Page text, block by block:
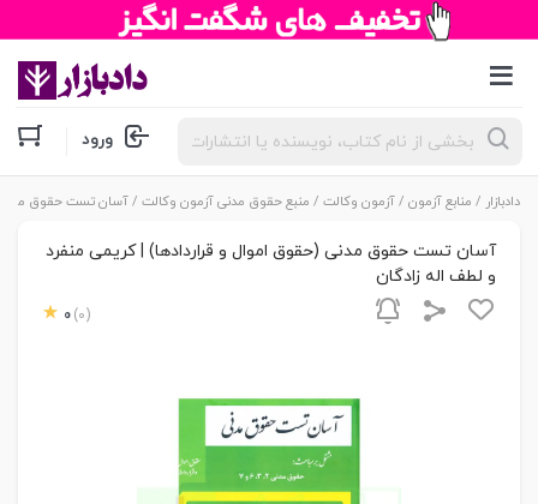
جستجوی
محصولات ورود
دادبازار / منابع آزمون /آزمون وکالت / منبع حقوق مدنی آزمون وکالت / آسان تست حقوق مدنی
آسان تست حقوق مدنی (حقوق اموال و قراردادها) | کریمی منفرد
و لطف اله زادگان
0 (0)